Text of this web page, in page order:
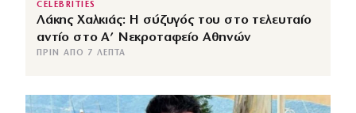
CELEBRITIES
Λάκης Χαλκιάς: Η σύζυγός του στο τελευταίο
αντίο στο Α’ Νεκροταφείο Αθηνών
ΠΡΙΝ ΑΠΌ 7 ΛΕΠΤΆ